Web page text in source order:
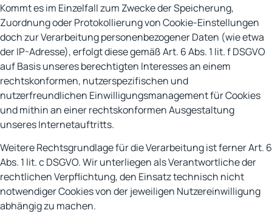
Kommt es im Einzelfall zum Zwecke der Speicherung,
Zuordnung oder Protokollierung von Cookie-Einstellungen
doch zur Verarbeitung personenbezogener Daten (wie etwa
der IP-Adresse), erfolgt diese gemäß Art. 6 Abs. 1 lit. f DSGVO
auf Basis unseres berechtigten Interesses an einem
rechtskonformen, nutzerspezifischen und
nutzerfreundlichen Einwilligungsmanagement für Cookies
und mithin an einer rechtskonformen Ausgestaltung
unseres Internetauftritts.
Weitere Rechtsgrundlage für die Verarbeitung ist ferner Art. 6
Abs. 1 lit. c DSGVO. Wir unterliegen als Verantwortliche der
rechtlichen Verpflichtung, den Einsatz technisch nicht
notwendiger Cookies von der jeweiligen Nutzereinwilligung
abhängig zu machen.